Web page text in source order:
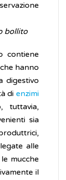
bollito
contiene
hanno
digestivo
di enzimi
tuttavia,
sia
alle
mucche
il